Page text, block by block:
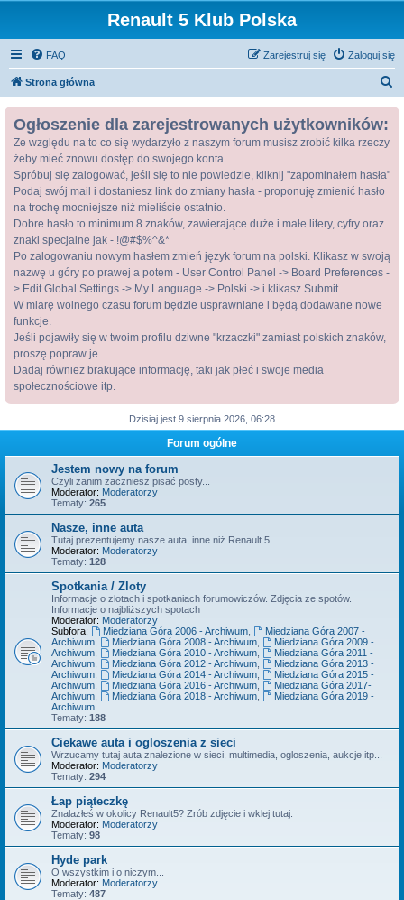
Renault 5 Klub Polska
FAQ Zaloguj się
Zarejestruj się
Strona główna
Ogłoszenie dla zarejestrowanych użytkowników:
Ze względu na to co się wydarzyło z naszym forum musisz zrobić kilka rzeczy
żeby mieć znowu dostęp do swojego konta.
Spróbuj się zalogować, jeśli się to nie powiedzie, kliknij "zapominałem hasła"
Podaj swój mail i dostaniesz link do zmiany hasła - proponuję zmienić hasło
na trochę mocniejsze niż mieliście ostatnio.
Dobre hasło to minimum 8 znaków, zawierające duże i małe litery, cyfry oraz
znaki specjalne jak - !@#$%^&*
Po zalogowaniu nowym hasłem zmień język forum na polski. Klikasz w swoją
nazwę u góry po prawej a potem - User Control Panel -> Board Preferences -
> Edit Global Settings -> My Language -> Polski -> i klikasz Submit
W miarę wolnego czasu forum będzie usprawniane i będą dodawane nowe
funkcje.
Jeśli pojawiły się w twoim profilu dziwne "krzaczki" zamiast polskich znaków,
proszę popraw je.
Dadaj również brakujące informację, taki jak płeć i swoje media
społecznościowe itp.
Dzisiaj jest 9 sierpnia 2026, 06:28
Forum ogólne
Jestem nowy na forum
Czyli zanim zaczniesz pisać posty...
Moderator: Moderatorzy
Tematy: 265
Nasze, inne auta
Tutaj prezentujemy nasze auta, inne niż Renault 5
Moderator: Moderatorzy
Tematy: 128
Spotkania / Zloty
Informacje o zlotach i spotkaniach forumowiczów. Zdjęcia ze spotów.
Informacje o najbliższych spotach
Moderator: Moderatorzy
Subfora:
Miedziana Góra 2006 - Archiwum,
Miedziana Góra 2007 -
Archiwum
Miedziana Góra 2008 - Archiwum,
Miedziana Góra 2009 -
Archiwum
Miedziana Góra 2010 - Archiwum,
Miedziana Góra 2011 -
Archiwum
Miedziana Góra 2012 - Archiwum,
Miedziana Góra 2013 -
Archiwum
Miedziana Góra 2014 - Archiwum,
Miedziana Góra 2015 -
Archiwum
Miedziana Góra 2016 - Archiwum,
Miedziana Góra 2017-
Archiwum
Miedziana Góra 2018 - Archiwum,
Miedziana Góra 2019 -
Archiwum
Tematy: 188
Ciekawe auta i ogloszenia z sieci
Wrzucamy tutaj auta znalezione w sieci, multimedia, ogloszenia, aukcje itp...
Moderator: Moderatorzy
Tematy: 294
Łap piąteczkę
Znalazłeś w okolicy Renault5? Zrób zdjęcie i wklej tutaj.
Moderator: Moderatorzy
Tematy: 98
Hyde park
O wszystkim i o niczym...
Moderator: Moderatorzy
Tematy: 487